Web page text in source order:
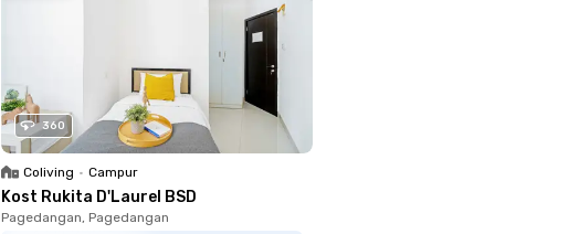
360
Coliving • Campur
Kost Rukita D'Laurel BSD
Pagedangan, Pagedangan